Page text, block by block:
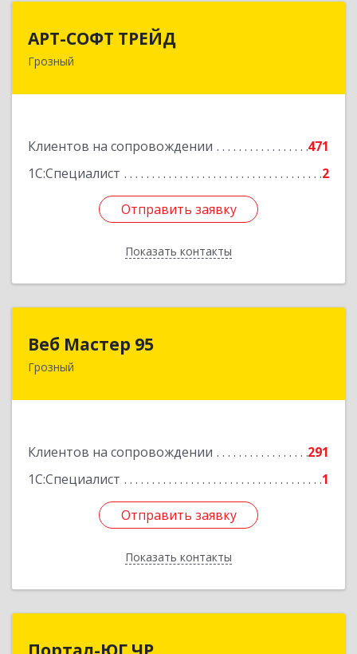
АРТ-СОФТ ТРЕЙД
Грозный
Клиентов на сопровождении
471
1С:Специалист
2
Отправить заявку
Показать контакты
364013, Чеченская Респ, Грозный г, Полярников
Отправить заявку
Назад
Веб Мастер 95
Грозный
Клиентов на сопровождении
291
1С:Специалист
1
Отправить заявку
Показать контакты
Подробнее
Отправить заявку
Назад